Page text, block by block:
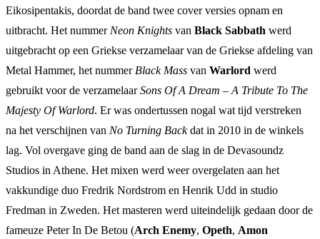
Eikosipentakis, doordat de band twee cover versies opnam en
uitbracht. Het nummer Neon Knights van Black Sabbath werd
uitgebracht op een Griekse verzamelaar van de Griekse afdeling van
Metal Hammer, het nummer Black Mass van Warlord werd
gebruikt voor de verzamelaarSons Of A Dream – A Tribute To The
Majesty Of Warlord. Er was ondertussen nogal wat tijd verstreken
na het verschijnen van No Turning Backdat in 2010 in de winkels
lag. Vol overgave ging de band aan de slag in de Devasoundz
Studios in Athene. Het mixen werd weer overgelaten aan het
vakkundige duo Fredrik Nordstrom en Henrik Udd in studio
Fredman in Zweden. Het masteren werd uiteindelijk gedaan door de
fameuze Peter In De Betou (Arch Enemy, Opeth, Amon